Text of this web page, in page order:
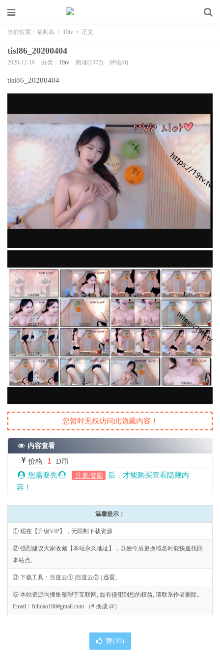
当前位置： 福利岛 > 19tv > 正文
tisl86_20200404
2020-12-16 分类： 19tv 阅读(1572) 评论(0)
tisl86_20200404
您暂时无权访问此隐藏内容！
内容查看
价格 1
D币
您需要先
注册/登陆
后，才能购买查看隐藏内
容！
温馨提示：
① 现在【升级VIP】，无限制下载资源
② 强烈建议大家收藏【本站永久地址】，以便今后更换域名时能快速找回
本站点。
③ 下载工具：百度云① |百度云② | 迅雷。
⑤ 本站资源均搜集整理于互联网, 如有侵犯到您的权益, 请联系作者删除。
Email：fulidao168#gmail.com （# 换成 @）
赞(39)